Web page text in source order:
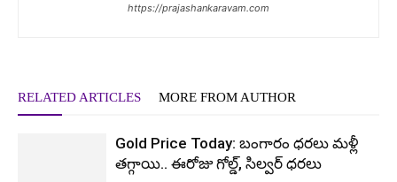
https://prajashankaravam.com
RELATED ARTICLES MORE FROM AUTHOR
Gold Price Today: బంగారం ధరలు మళ్లీ
తగ్గాయి.. ఈరోజు గోల్డ్, సిల్వర్ ధరలు